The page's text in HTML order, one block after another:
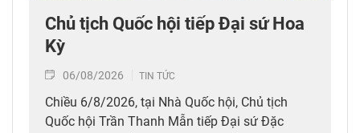
Chủ tịch Quốc hội tiếp Đại sứ Hoa
Kỳ
06/08/2026 TIN TỨC
Chiều 6/8/2026, tại Nhà Quốc hội, Chủ tịch
Quốc hội Trần Thanh Mẫn tiếp Đại sứ Đặc